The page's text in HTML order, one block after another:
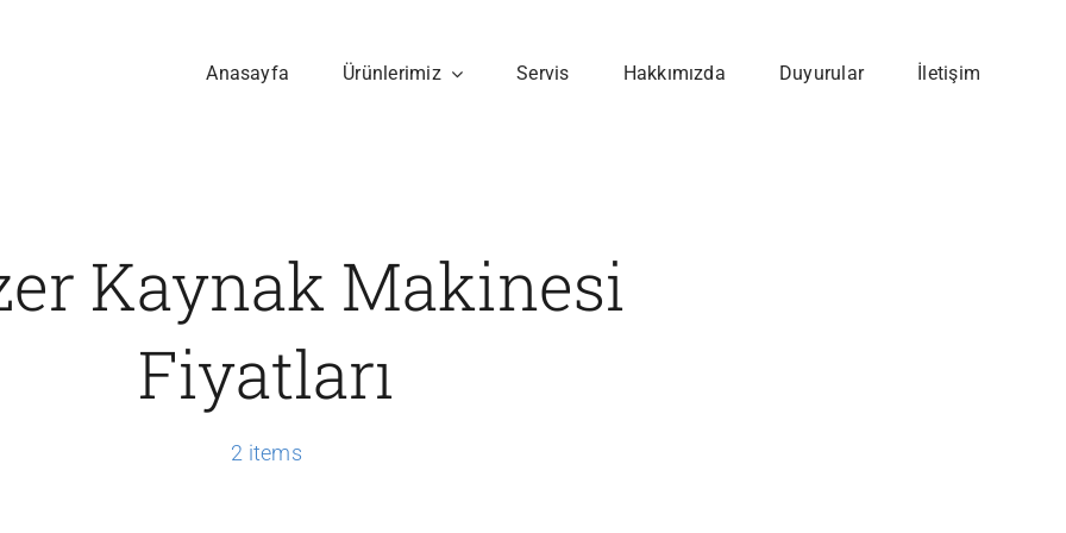
Anasayfa Ürünlerimiz Servis Hakkımızda Duyurular İletişim
Kaynak Makinesi
Fiyatları
2 items